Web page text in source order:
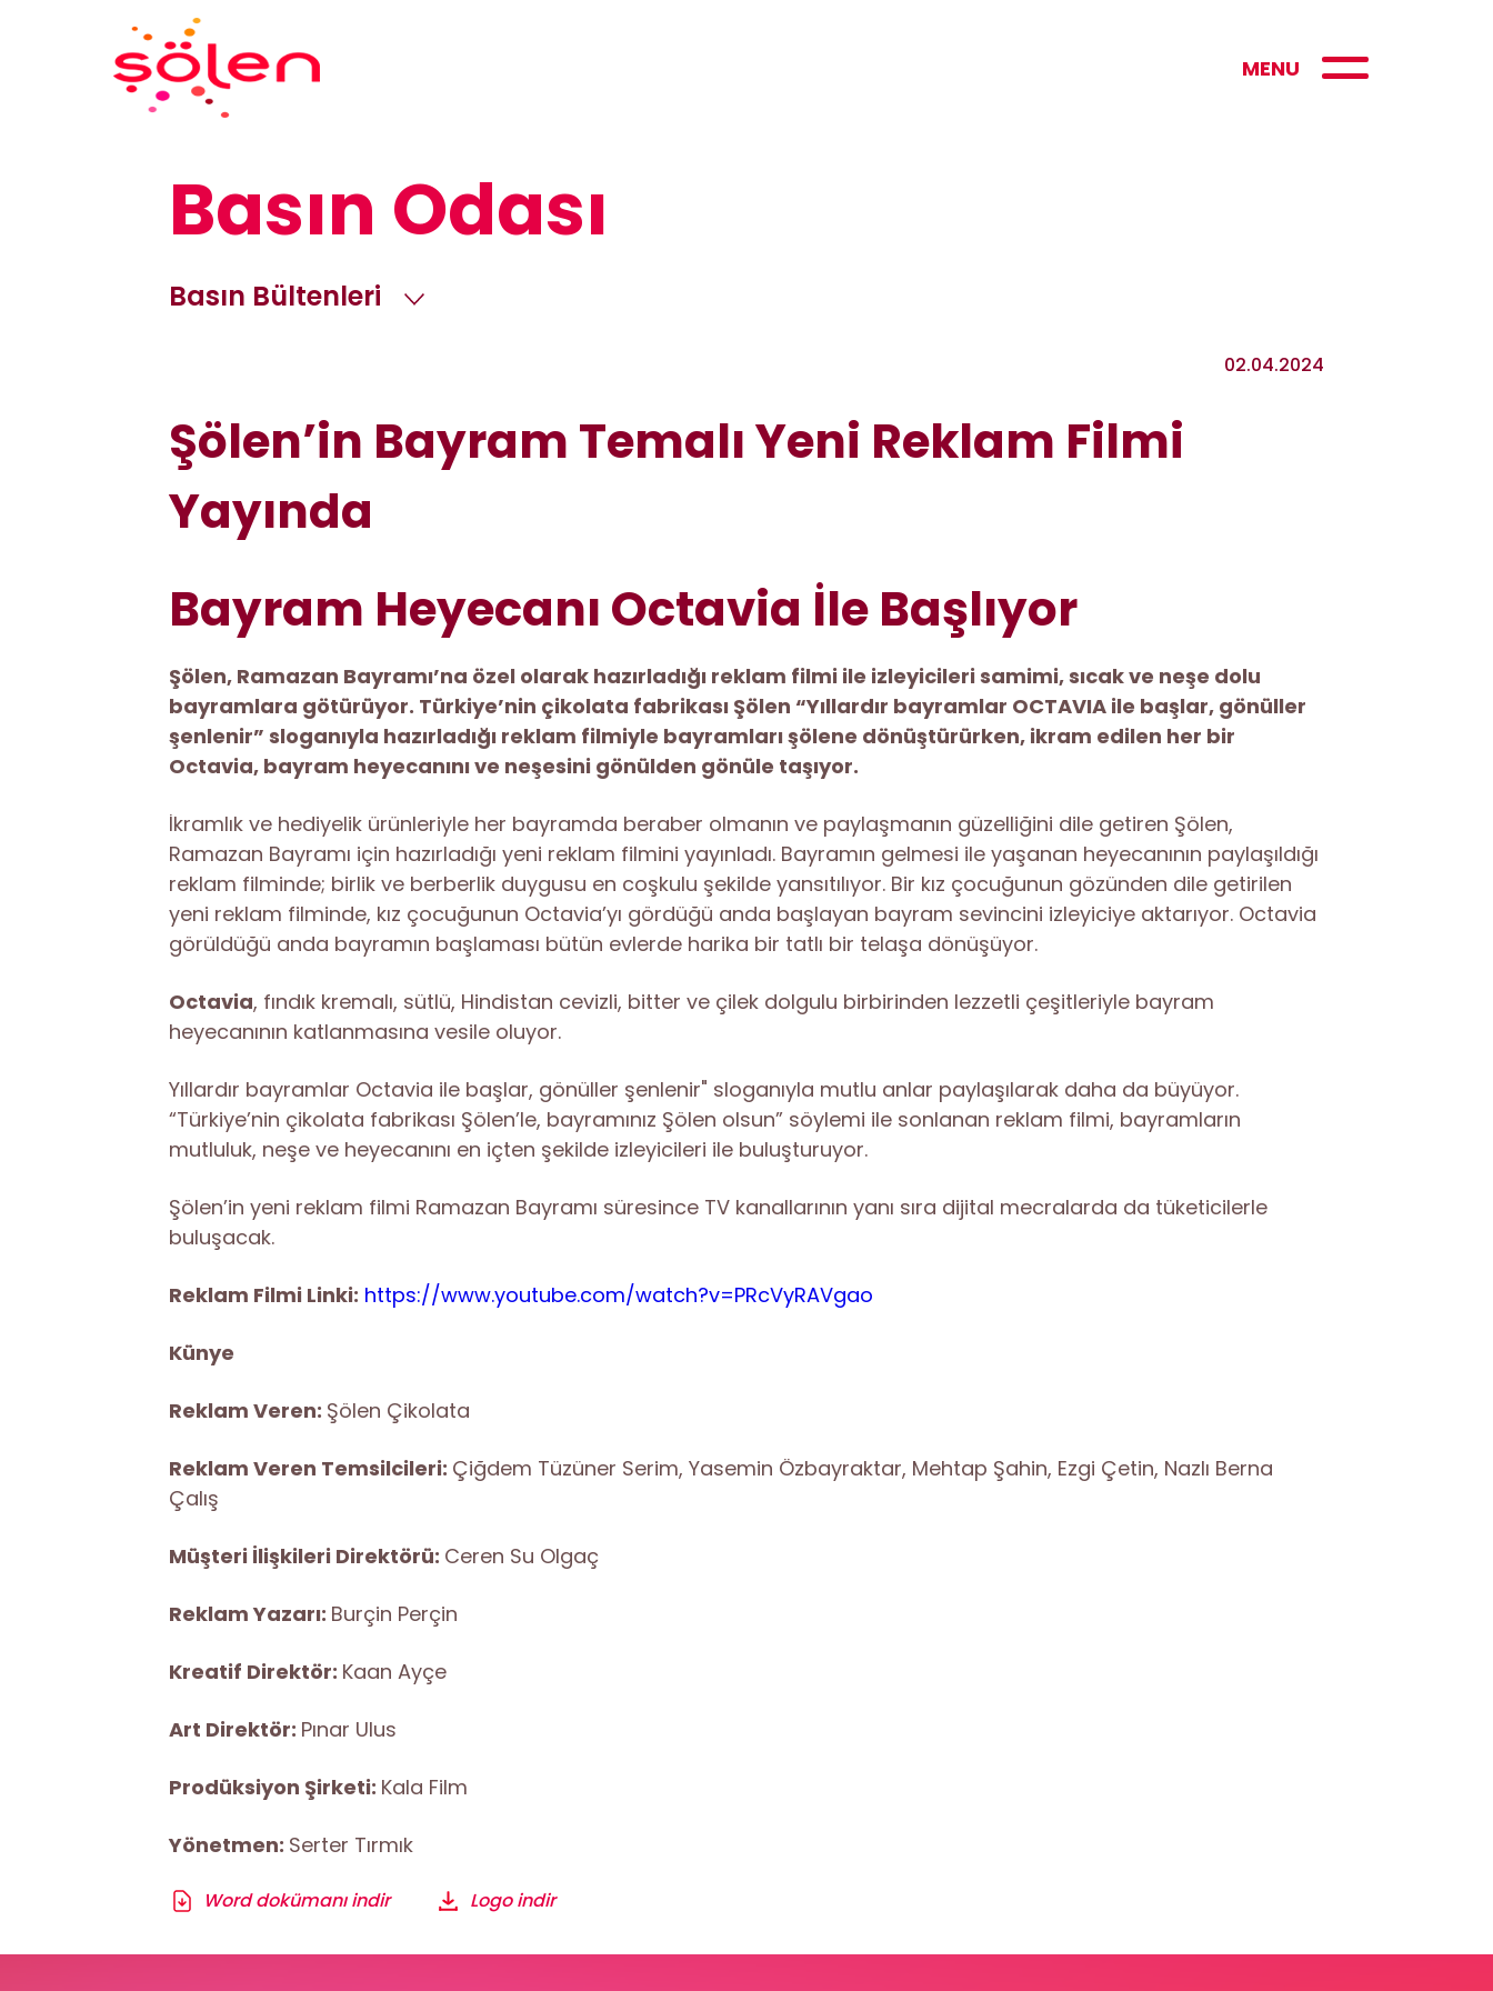
MENU
Basın Odası
Basın Bültenleri
02.04.2024
Şölen’in Bayram Temalı Yeni Reklam Filmi
Yayında
Bayram Heyecanı Octavia İle Başlıyor
Şölen, Ramazan Bayramı’na özel olarak hazırladığı reklam filmi ile izleyicileri samimi, sıcak ve neşe dolu
bayramlara götürüyor. Türkiye’nin çikolata fabrikası Şölen “Yıllardır bayramlar OCTAVIA ile başlar, gönüller
şenlenir” sloganıyla hazırladığı reklam filmiyle bayramları şölene dönüştürürken, ikram edilen her bir
Octavia, bayram heyecanını ve neşesini gönülden gönüle taşıyor.
İkramlık ve hediyelik ürünleriyle her bayramda beraber olmanın ve paylaşmanın güzelliğini dile getiren Şölen,
Ramazan Bayramı için hazırladığı yeni reklam filmini yayınladı. Bayramın gelmesi ile yaşanan heyecanının paylaşıldığı
reklam filminde; birlik ve berberlik duygusu en coşkulu şekilde yansıtılıyor. Bir kız çocuğunun gözünden dile getirilen
yeni reklam filminde, kız çocuğunun Octavia’yı gördüğü anda başlayan bayram sevincini izleyiciye aktarıyor. Octavia
görüldüğü anda bayramın başlaması bütün evlerde harika bir tatlı bir telaşa dönüşüyor.
Octavia, fındık kremalı, sütlü, Hindistan cevizli, bitter ve çilek dolgulu birbirinden lezzetli çeşitleriyle bayram
heyecanının katlanmasına vesile oluyor.
Yıllardır bayramlar Octavia ile başlar, gönüller şenlenir" sloganıyla mutlu anlar paylaşılarak daha da büyüyor.
“Türkiye’nin çikolata fabrikası Şölen’le, bayramınız Şölen olsun” söylemi ile sonlanan reklam filmi, bayramların
mutluluk, neşe ve heyecanını en içten şekilde izleyicileri ile buluşturuyor.
Şölen’in yeni reklam filmi Ramazan Bayramı süresince TV kanallarının yanı sıra dijital mecralarda da tüketicilerle
buluşacak.
Reklam Filmi Linki: https://www.youtube.com/watch?v=PRcVyRAVgao
Künye
Reklam Veren: Şölen Çikolata
Reklam Veren Temsilcileri: Çiğdem Tüzüner Serim, Yasemin Özbayraktar, Mehtap Şahin, Ezgi Çetin, Nazlı Berna
Çalış
Müşteri İlişkileri Direktörü: Ceren Su Olgaç
Reklam Yazarı: Burçin Perçin
Kreatif Direktör: Kaan Ayçe
Art Direktör: Pınar Ulus
Prodüksiyon Şirketi: Kala Film
Yönetmen: Serter Tırmık
Word dokümanı indir Logo indir